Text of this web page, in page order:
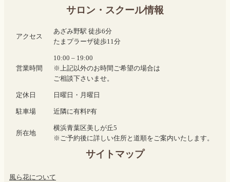
サロン・スクール情報
アクセス
あざみ野駅 徒歩6分
たまプラーザ徒歩11分
営業時間
10:00 – 19:00
※上記以外のお時間ご希望の場合は
ご相談下さいませ。
定休日 日曜日・月曜日
駐車場 近隣に有料P有
所在地
横浜青葉区美しが丘5
※ご予約後に詳しい住所と道順をご案内いたします。
サイトマップ
風ら花について